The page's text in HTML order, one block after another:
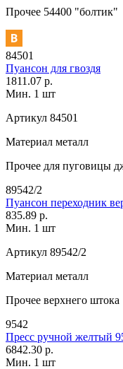
Прочее 54400 "болтик"
84501
Пуансон для гвоздя
1811.07 р.
Мин. 1 шт
Артикул 84501
Материал металл
Прочее для пуговицы
89542/2
Пуансон переходник
835.89 р.
Мин. 1 шт
Артикул 89542/2
Материал металл
Прочее верхнего штока
9542
Пресс ручной желтый
6842.30 р.
Мин. 1 шт